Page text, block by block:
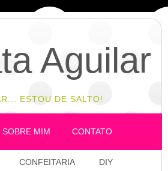
Aguilar
ESTOU DE SALTO!
SOBRE MIM CONTATO
CONFEITARIA DIY